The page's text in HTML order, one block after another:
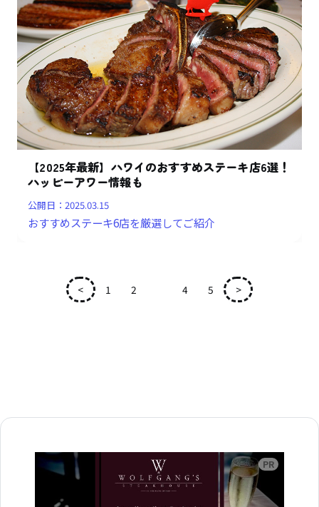
【2025年最新】ハワイのおすすめステーキ店6選！
ハッピーアワー情報も
公開日：2025.03.15
おすすめステーキ6店を厳選してご紹介
< 1 2 4 5 >
広告